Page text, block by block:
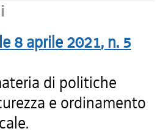
8 aprile 2021, n. 5
di politiche
e ordinamento